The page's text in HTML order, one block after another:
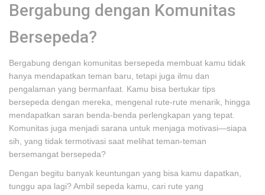
Bergabung dengan Komunitas
Bersepeda?
Bergabung dengan komunitas bersepeda membuat kamu tidak
hanya mendapatkan teman baru, tetapi juga ilmu dan
pengalaman yang bermanfaat. Kamu bisa bertukar tips
bersepeda dengan mereka, mengenal rute-rute menarik, hingga
mendapatkan saran benda-benda perlengkapan yang tepat.
Komunitas juga menjadi sarana untuk menjaga motivasi—siapa
sih, yang tidak termotivasi saat melihat teman-teman
bersemangat bersepeda?
Dengan begitu banyak keuntungan yang bisa kamu dapatkan,
tunggu apa lagi? Ambil sepeda kamu, cari rute yang